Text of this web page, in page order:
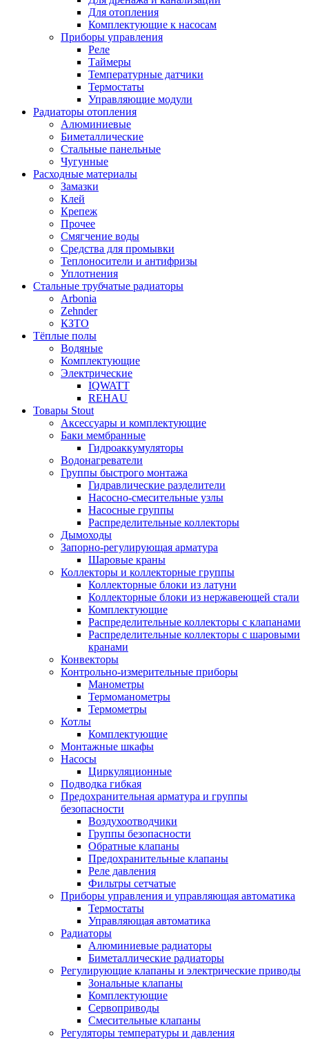
Для отопления
Комплектующие к насосам
Приборы управления
Реле
Таймеры
Температурные датчики
Термостаты
Управляющие модули
Радиаторы отопления
Алюминиевые
Биметаллические
Стальные панельные
Чугунные
Расходные материалы
Замазки
Клей
Крепеж
Прочее
Смягчение воды
Средства для промывки
Теплоносители и антифризы
Уплотнения
Стальные трубчатые радиаторы
Arbonia
Zehnder
КЗТО
Тёплые полы
Водяные
Комплектующие
Электрические
IQWATT
REHAU
Товары Stout
Аксессуары и комплектующие
Баки мембранные
Гидроаккумуляторы
Водонагреватели
Группы быстрого монтажа
Гидравлические разделители
Насосно-смесительные узлы
Насосные группы
Распределительные коллекторы
Дымоходы
Запорно-регулирующая арматура
Шаровые краны
Коллекторы и коллекторные группы
Коллекторные блоки из латуни
Коллекторные блоки из нержавеющей стали
Комплектующие
Распределительные коллекторы с клапанами
Распределительные коллекторы с шаровыми
кранами
Конвекторы
Контрольно-измерительные приборы
Манометры
Термоманометры
Термометры
Котлы
Комплектующие
Монтажные шкафы
Насосы
Циркуляционные
Подводка гибкая
Предохранительная арматура и группы
безопасности
Воздухоотводчики
Группы безопасности
Обратные клапаны
Предохранительные клапаны
Реле давления
Фильтры сетчатые
Приборы управления и управляющая автоматика
Термостаты
Управляющая автоматика
Радиаторы
Алюминиевые радиаторы
Биметаллические радиаторы
Регулирующие клапаны и электрические приводы
Зональные клапаны
Комплектующие
Сервоприводы
Смесительные клапаны
Регуляторы температуры и давления